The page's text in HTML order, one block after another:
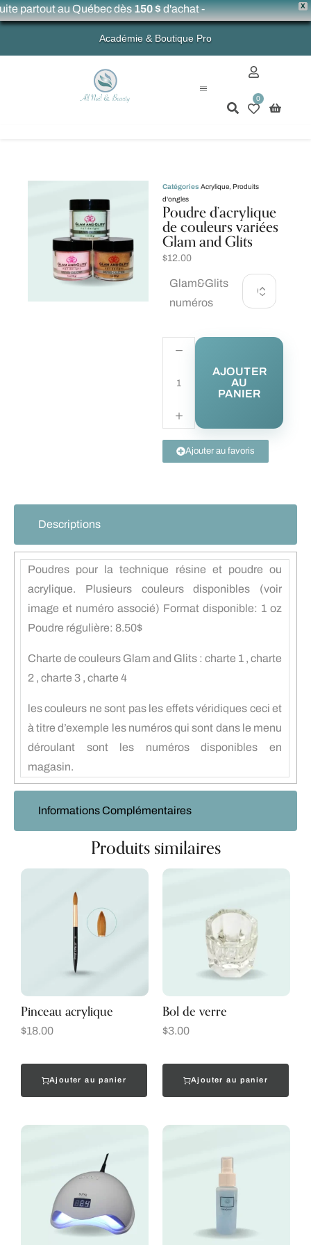
X
partout au Québec dès150 $d'achat -
Académie & Boutique Pro
0
Catégories Acrylique Produits
d'ongles
Poudre d’acrylique
de couleurs variées
Glam and Glits
$12.00
Glam&Glits
numéros
AJOUTER
AU
PANIER
Ajouter au favoris
Descriptions
Informations Complémentaires
Poudres pour la technique résine et poudre ou
acrylique. Plusieurs couleurs disponibles (voir
image et numéro associé) Format disponible: 1 oz
Poudre régulière: 8.50$
Charte de couleurs Glam and Glits : charte 1 , charte
2 , charte 3 , charte 4
les couleurs ne sont pas les effets véridiques ceci et
à titre d’exemple les numéros qui sont dans le menu
déroulant sont les numéros disponibles en
magasin.
Produits similaires
Pinceau acrylique
$18.00
Ajouter au panier
Bol de verre
$3.00
Ajouter au panier